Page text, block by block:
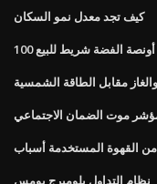
كيف تجد معدل نمو السكان
100 أونصة الفضة شريط للبيع
مقابل الطاقة الشمسية
موت الضمان الاجتماعي
القهوة المستخدمة أسباب
نظام التداول بلومبرج بومس